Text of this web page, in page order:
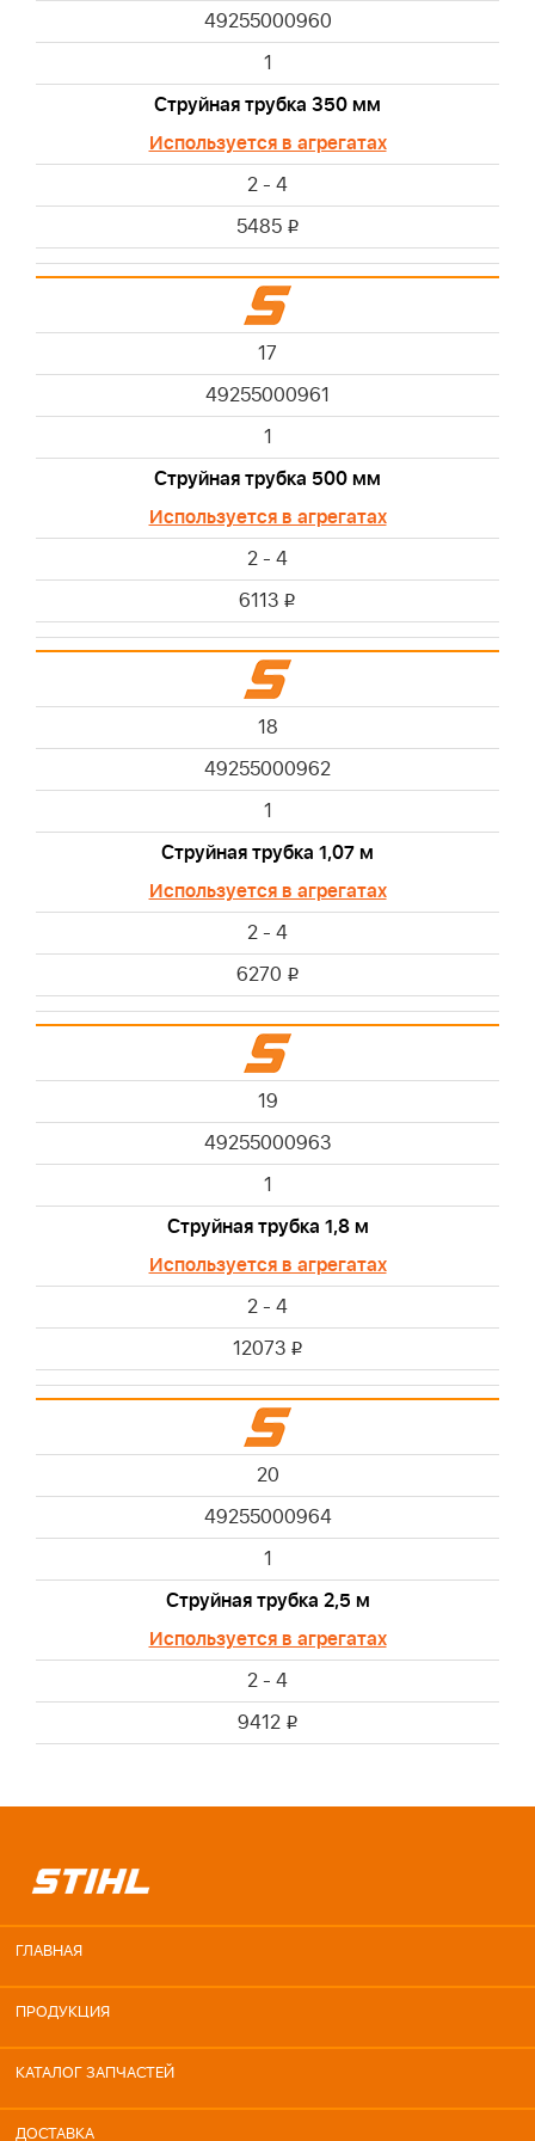
49255000960
1
Струйная трубка 350 мм
Используется в агрегатах
2 - 4
5485 i
17
49255000961
1
Струйная трубка 500 мм
Используется в агрегатах
2 - 4
6113 i
18
49255000962
1
Струйная трубка 1,07 м
Используется в агрегатах
2 - 4
6270 i
19
49255000963
1
Струйная трубка 1,8 м
Используется в агрегатах
2 - 4
12073 i
20
49255000964
1
Струйная трубка 2,5 м
Используется в агрегатах
2 - 4
9412 i
ГЛАВНАЯ
ПРОДУКЦИЯ
КАТАЛОГ ЗАПЧАСТЕЙ
ДОСТАВКА